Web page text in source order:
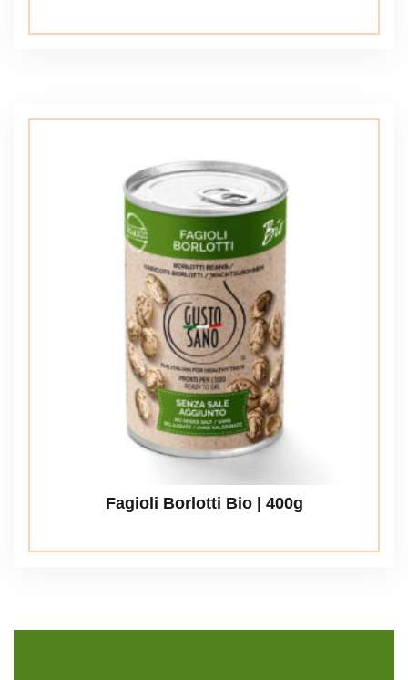
Fagioli Borlotti Bio | 400g